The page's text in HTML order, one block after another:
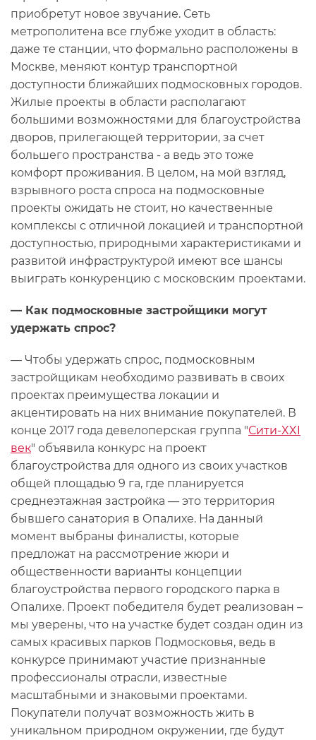
приобретут новое звучание. Сеть
метрополитена все глубже уходит в область:
даже те станции, что формально расположены в
Москве, меняют контур транспортной
доступности ближайших подмосковных городов.
Жилые проекты в области располагают
большими возможностями для благоустройства
дворов, прилегающей территории, за счет
большего пространства - а ведь это тоже
комфорт проживания. В целом, на мой взгляд,
взрывного роста спроса на подмосковные
проекты ожидать не стоит, но качественные
комплексы с отличной локацией и транспортной
доступностью, природными характеристиками и
развитой инфраструктурой имеют все шансы
выиграть конкуренцию с московским проектами.
— Как подмосковные застройщики могут
удержать спрос?
— Чтобы удержать спрос, подмосковным
застройщикам необходимо развивать в своих
проектах преимущества локации и
акцентировать на них внимание покупателей. В
конце 2017 года девелоперская группа "Сити-XXI
век" объявила конкурс на проект
благоустройства для одного из своих участков
общей площадью 9 га, где планируется
среднеэтажная застройка — это территория
бывшего санатория в Опалихе. На данный
момент выбраны финалисты, которые
предложат на рассмотрение жюри и
общественности варианты концепции
благоустройства первого городского парка в
Опалихе. Проект победителя будет реализован –
мы уверены, что на участке будет создан один из
самых красивых парков Подмосковья, ведь в
конкурсе принимают участие признанные
профессионалы отрасли, известные
масштабными и знаковыми проектами.
Покупатели получат возможность жить в
уникальном природном окружении, где будут